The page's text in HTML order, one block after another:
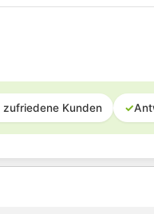
Kunden ✓